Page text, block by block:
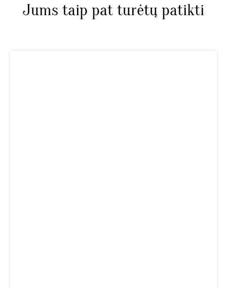
Jums taip pat turėtų patikti